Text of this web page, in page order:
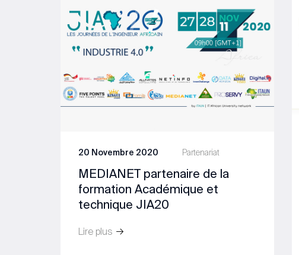
Partenariat
20 Novembre 2020
MEDIANET partenaire de la
formation Académique et
technique JIA20
Lire plus